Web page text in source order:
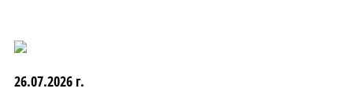
26.07.2026 г.